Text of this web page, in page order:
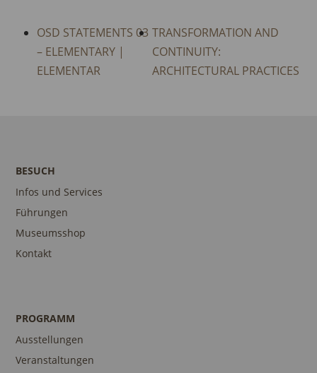
OSD STATEMENTS 03
– ELEMENTARY |
ELEMENTAR
TRANSFORMATION AND
CONTINUITY:
ARCHITECTURAL PRACTICES
BESUCH
Infos und Services
Führungen
Museumsshop
Kontakt
PROGRAMM
Ausstellungen
Veranstaltungen